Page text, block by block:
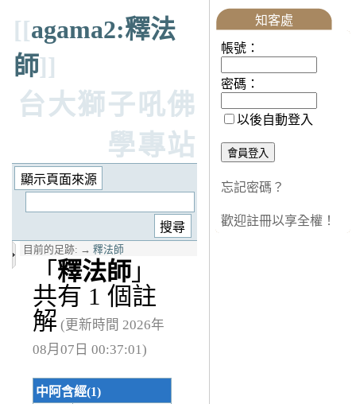
[[agama2:釋法
師]]
台大獅子吼佛
學專站
目前的足跡: → 釋法師
「 釋法師 」
共有 1 個註
解 (更新時間 2026年
08月07日 00:37:01)
中阿含經(1)
知客處
帳號：
密碼：
以後自動登入
忘記密碼？
歡迎註冊以享全權！